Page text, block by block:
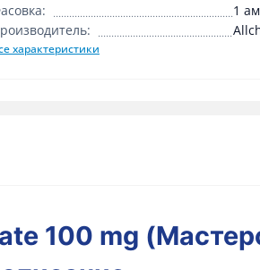
1
характеристики
100 mg